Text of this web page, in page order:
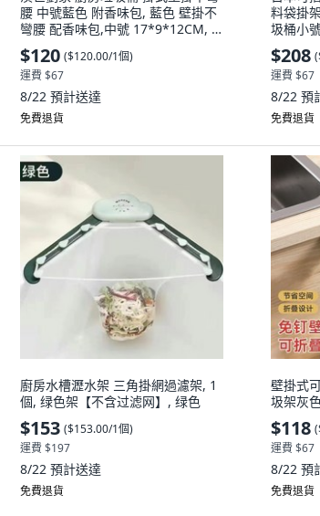
腰 中號藍色 附香味包, 藍色 壁掛不
彎腰 配香味包,中號 17*9*12CM, 1
個
$120 ($120.00/1個)
運費 $67
8/22 預計送達
免費退貨
料袋掛
圾桶小
$208 (
運費 $67
8/22 預
免費退貨
廚房水槽瀝水架 三角掛網過濾架, 1
個, 绿色架【不含过滤网】, 绿色
$153 ($153.00/1個)
運費 $197
8/22 預計送達
免費退貨
壁掛式
圾架灰
$118 (
運費 $67
8/22 預
免費退貨